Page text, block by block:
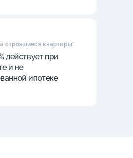
строящиеся квартиры*
действует при
и не
ипотеке